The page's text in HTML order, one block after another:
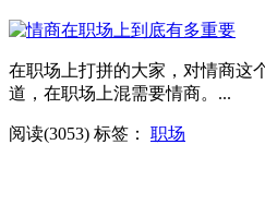
在职场上打拼的大家，对情商这
道，在职场上混需要情商。...
阅读(3053) 标签： 职场